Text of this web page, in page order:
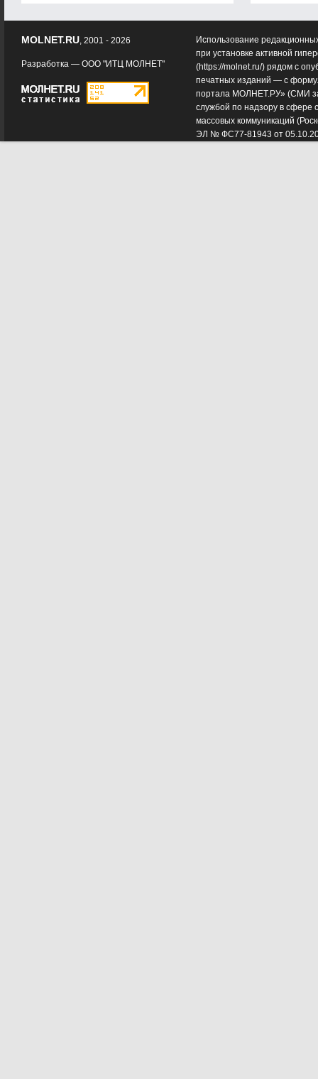
Использование
при установке активной
(https://molnet.ru/) рядом с
печатных изданий — с
портала МОЛНЕТ.РУ» (СМИ
службой по надзору в сфере
массовых коммуникаций
ЭЛ № ФС77-81943 от
MOLNET.RU, 2001 - 2026
Разработка — ООО "ИТЦ МОЛНЕТ"